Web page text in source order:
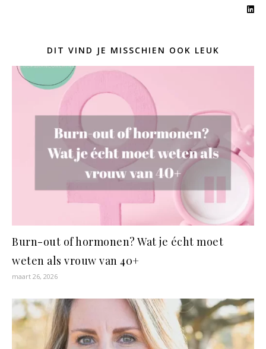
DIT VIND JE MISSCHIEN OOK LEUK
Burn-out of hormonen? Wat je écht moet
weten als vrouw van 40+
maart 26, 2026